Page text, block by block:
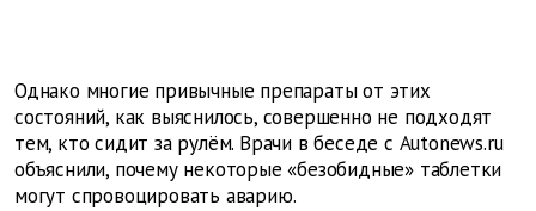
Однако многие привычные препараты от этих
состояний, как выяснилось, совершенно не подходят
тем, кто сидит за рулём. Врачи в беседе с Autonews.ru
объяснили, почему некоторые «безобидные» таблетки
могут спровоцировать аварию.